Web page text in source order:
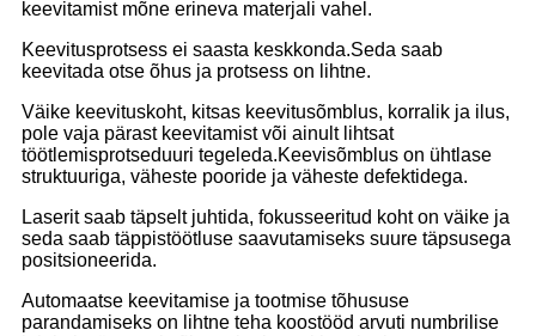
keevitamist mõne erineva materjali vahel.
Keevitusprotsess ei saasta keskkonda.Seda saab
keevitada otse õhus ja protsess on lihtne.
Väike keevituskoht, kitsas keevitusõmblus, korralik ja ilus,
pole vaja pärast keevitamist või ainult lihtsat
töötlemisprotseduuri tegeleda.Keevisõmblus on ühtlase
struktuuriga, väheste pooride ja väheste defektidega.
Laserit saab täpselt juhtida, fokusseeritud koht on väike ja
seda saab täppistöötluse saavutamiseks suure täpsusega
positsioneerida.
Automaatse keevitamise ja tootmise tõhususe
parandamiseks on lihtne teha koostööd arvuti numbrilise